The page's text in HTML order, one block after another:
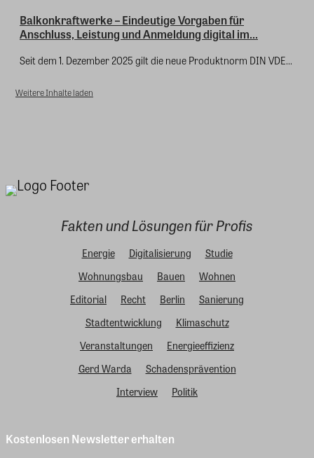
Balkonkraftwerke – Eindeutige Vorgaben für
Anschluss, Leistung und Anmeldung digital im...
Seit dem 1. Dezember 2025 gilt die neue Produktnorm DIN VDE...
Weitere Inhalte laden
Fakten und Lösungen für Profis
Energie Digitalisierung
Studie
Wohnungsbau
Bauen
Wohnen
Editorial
Recht Berlin
Sanierung
Stadtentwicklung
Klimaschutz
Veranstaltungen
Energieeffizienz
Gerd Warda
Schadensprävention
Interview
Politik
Kostenlosen Newsletter erhalten